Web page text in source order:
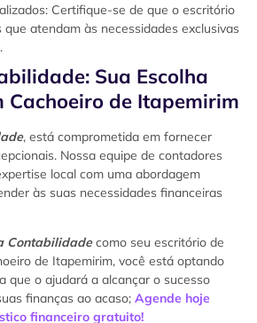
Certifique-se de que o escritório
que atendam às necessidades exclusivas
Sua Escolha
Cachoeiro de Itapemirim
, está comprometida em fornecer
Nossa equipe de contadores
local com uma abordagem
às suas necessidades financeiras
Contabilidadecomo seu escritório de
de Itapemirim, você está optando
que o ajudará a alcançar o sucesso
finanças ao acaso; Agende hoje
financeiro gratuito!